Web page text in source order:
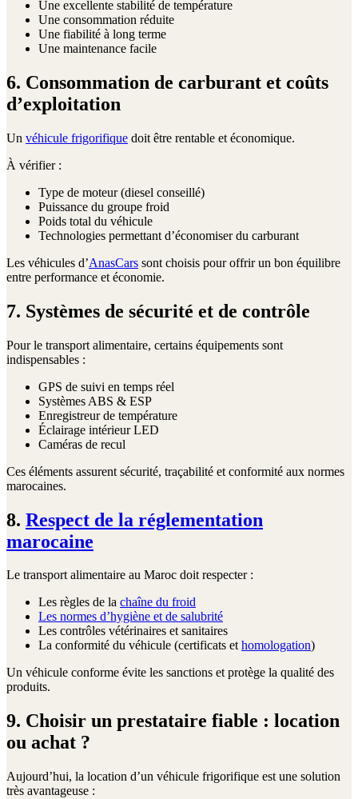
Une excellente stabilité de température
Une consommation réduite
Une fiabilité à long terme
Une maintenance facile
6. Consommation de carburant et coûts
d’exploitation
Un véhicule frigorifique doit être rentable et économique.
À vérifier :
Type de moteur (diesel conseillé)
Puissance du groupe froid
Poids total du véhicule
Technologies permettant d’économiser du carburant
Les véhicules d’AnasCars sont choisis pour offrir un bon équilibre
entre performance et économie.
7. Systèmes de sécurité et de contrôle
Pour le transport alimentaire, certains équipements sont
indispensables :
GPS de suivi en temps réel
Systèmes ABS & ESP
Enregistreur de température
Éclairage intérieur LED
Caméras de recul
Ces éléments assurent sécurité, traçabilité et conformité aux normes
marocaines.
8. Respect de la réglementation
marocaine
Le transport alimentaire au Maroc doit respecter :
Les règles de la chaîne du froid
Les normes d’hygiène et de salubrité
Les contrôles vétérinaires et sanitaires
La conformité du véhicule (certificats ethomologation)
Un véhicule conforme évite les sanctions et protège la qualité des
produits.
9. Choisir un prestataire fiable : location
ou achat ?
Aujourd’hui, la location d’un véhicule frigorifique est une solution
très avantageuse :